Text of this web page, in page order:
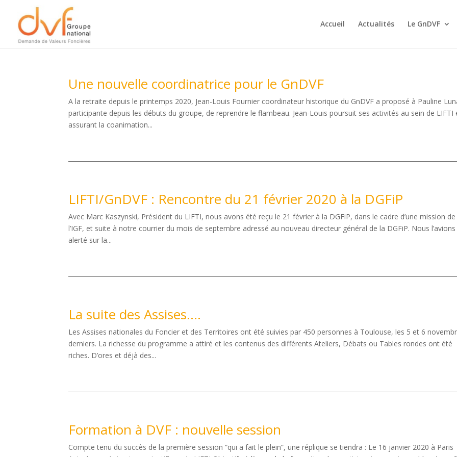
Accueil Actualités Le GnDVF
Une nouvelle coordinatrice pour le GnDVF
A la retraite depuis le printemps 2020, Jean-Louis Fournier coordinateur historique du GnDVF a proposé à Pauline
participante depuis les débuts du groupe, de reprendre le flambeau. Jean-Louis poursuit ses activités au sein de LIFTI
assurant la coanimation...
LIFTI/GnDVF : Rencontre du 21 février 2020 à la DGFiP
Avec Marc Kaszynski, Président du LIFTI, nous avons été reçu le 21 février à la DGFiP, dans le cadre d’une mission de
l’IGF, et suite à notre courrier du mois de septembre adressé au nouveau directeur général de la DGFiP. Nous l’avions
alerté sur la...
La suite des Assises….
Les Assises nationales du Foncier et des Territoires ont été suivies par 450 personnes à Toulouse, les 5 et 6
derniers. La richesse du programme a attiré et les contenus des différents Ateliers, Débats ou Tables rondes ont été
riches. D’ores et déjà des...
Formation à DVF : nouvelle session
Compte tenu du succès de la première session “qui a fait le plein”, une réplique se tiendra : Le 16 janvier 2020 à Paris